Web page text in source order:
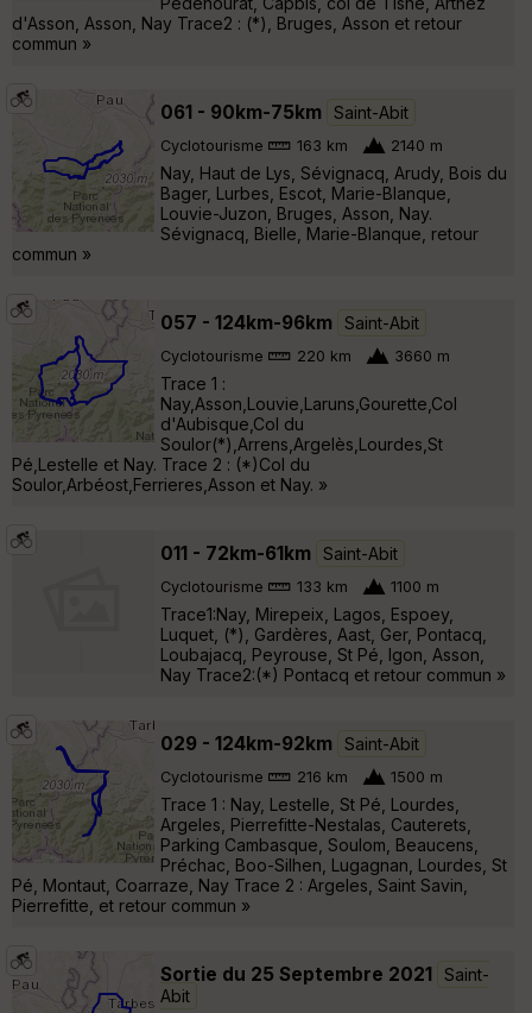
d'Asson, Asson, Nay Trace2 : (*), Bruges, Asson et retour
commun »
061 - 90km-75km Saint-Abit
Cyclotourisme 163 km 2140 m
Nay, Haut de Lys, Sévignacq, Arudy, Bois du
Bager, Lurbes, Escot, Marie-Blanque,
Louvie-Juzon, Bruges, Asson, Nay.
Sévignacq, Bielle, Marie-Blanque, retour
commun »
057 - 124km-96km Saint-Abit
Cyclotourisme 220 km 3660 m
Trace 1 :
Nay,Asson,Louvie,Laruns,Gourette,Col
d'Aubisque,Col du
Soulor(*),Arrens,Argelès,Lourdes,St
Pé,Lestelle et Nay. Trace 2 : (*)Col du
Soulor,Arbéost,Ferrieres,Asson et Nay. »
011 - 72km-61km Saint-Abit
Cyclotourisme 133 km 1100 m
Trace1:Nay, Mirepeix, Lagos, Espoey,
Luquet, (*), Gardères, Aast, Ger, Pontacq,
Loubajacq, Peyrouse, St Pé, Igon, Asson,
Nay Trace2:(*) Pontacq et retour commun »
029 - 124km-92km Saint-Abit
Cyclotourisme 216 km 1500 m
Trace 1 : Nay, Lestelle, St Pé, Lourdes,
Argeles, Pierrefitte-Nestalas, Cauterets,
Parking Cambasque, Soulom, Beaucens,
Préchac, Boo-Silhen, Lugagnan, Lourdes, St
Pé, Montaut, Coarraze, Nay Trace 2 : Argeles, Saint Savin,
Pierrefitte, et retour commun »
Sortie du 25 Septembre 2021
Saint-
Abit